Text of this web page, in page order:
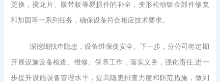
更换，搅龙片、履带板等易损件的补全，变形松动钣金部件修复
和加固等一系列任务，确保设备符合相应技术要求。
深挖细找查隐患，设备维保促安全。下一步，分公司将定期
开展设施设备检查、维修、保养工作，落实义务，强化责任 ,进一
步提升设施设备管理水平，提高隐患排查力度和防范措施，做到